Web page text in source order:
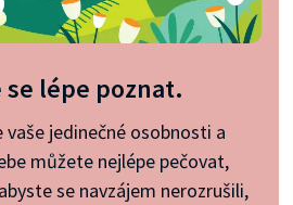
se lépe poznat.
vaše jedinečné osobnosti a
můžete nejlépe pečovat,
se navzájem nerozrušili,